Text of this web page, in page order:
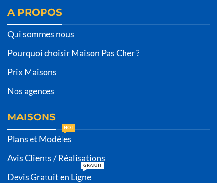
A PROPOS
Qui sommes nous
Pourquoi choisir Maison Pas Cher ?
Prix Maisons
Nos agences
MAISONS
Plans et Modèles
HOT
Avis Clients / Réalisations
Devis Gratuit en Ligne
GRATUIT